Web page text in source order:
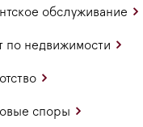
обслуживание
по недвижимости
споры